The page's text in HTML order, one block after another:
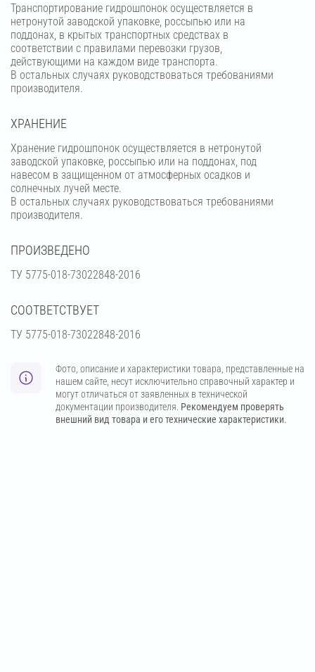
Транспортирование гидрошпонок осуществляется в
нетронутой заводской упаковке, россыпью или на
поддонах, в крытых транспортных средствах в
соответствии с правилами перевозки грузов,
действующими на каждом виде транспорта.
В остальных случаях руководствоваться требованиями
производителя.
ХРАНЕНИЕ
Хранение гидрошпонок осуществляется в нетронутой
заводской упаковке, россыпью или на поддонах, под
навесом в защищенном от атмосферных осадков и
солнечных лучей месте.
В остальных случаях руководствоваться требованиями
производителя.
ПРОИЗВЕДЕНО
ТУ 5775-018-73022848-2016
СООТВЕТСТВУЕТ
ТУ 5775-018-73022848-2016
Фото, описание и характеристики товара, представленные на
нашем сайте, несут исключительно справочный характер и
могут отличаться от заявленных в технической
документации производителя. Рекомендуем проверять
внешний вид товара и его технические характеристики.